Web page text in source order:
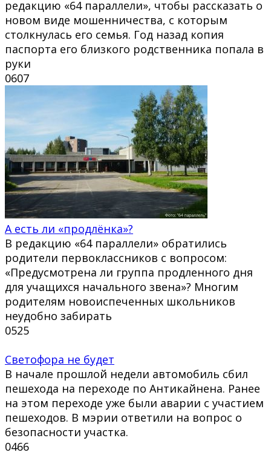
редакцию «64 параллели», чтобы рассказать о
новом виде мошенничества, с которым
столкнулась его семья. Год назад копия
паспорта его близкого родственника попала в
руки
0607
А есть ли «продлёнка»?
В редакцию «64 параллели» обратились
родители первоклассников с вопросом:
«Предусмотрена ли группа продленного дня
для учащихся начального звена»? Многим
родителям новоиспеченных школьников
неудобно забирать
0525
Светофора не будет
В начале прошлой недели автомобиль сбил
пешехода на переходе по Антикайнена. Ранее
на этом переходе уже были аварии с участием
пешеходов. В мэрии ответили на вопрос о
безопасности участка.
0466